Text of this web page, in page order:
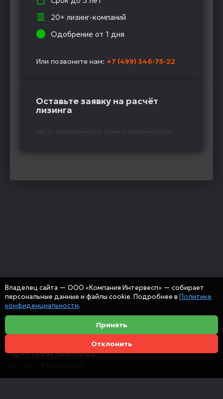
20+ лизинг-компаний
Одобрение от 1 дня
Или позвоните нам: +7 (499) 346-75-22
Оставьте заявку на расчёт
лизинга
Мы не передаём ваши данные третьим лицам
+7 (499) 346-75-22
Владелец сайта — ООО «Компания Интервесп» — собирает
персональные данные и файлы cookie. Подробнее в Политике
конфиденциальности.
Принять
Отклонить